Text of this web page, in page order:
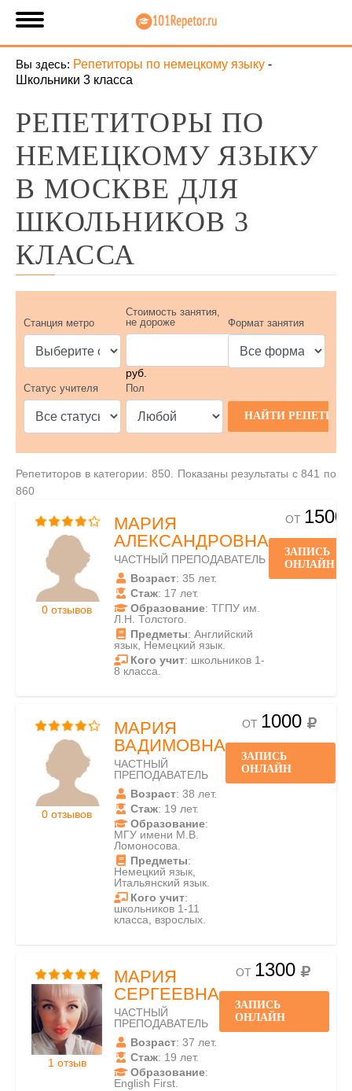
Вы здесь: Репетиторы по немецкому языку -
Школьники 3 класса
РЕПЕТИТОРЫ ПО
НЕМЕЦКОМУ ЯЗЫКУ
В МОСКВЕ ДЛЯ
ШКОЛЬНИКОВ 3
КЛАССА
Станция метро
Стоимость занятия,
не дороже
руб.
Формат занятия
Статус учителя Пол
Репетиторов в категории: 850. Показаны результаты с 841 по
860
0 отзывов
МАРИЯ
АЛЕКСАНДРОВНА
ЧАСТНЫЙ ПРЕПОДАВАТЕЛЬ
Возраст: 35 лет.
Стаж: 17 лет.
Образование: ТГПУ им.
Л.Н. Толстого.
Предметы: Английский
язык, Немецкий язык.
Кого учит: школьников 1-
8 класса.
ОТ 1500
ЗАПИСЬ
ОНЛАЙН
0 отзывов
МАРИЯ
ВАДИМОВНА
ЧАСТНЫЙ
ПРЕПОДАВАТЕЛЬ
Возраст: 38 лет.
Стаж: 19 лет.
Образование:
МГУ имени М.В.
Ломоносова.
Предметы:
Немецкий язык,
Итальянский язык.
Кого учит:
школьников 1-11
класса, взрослых.
ОТ 1000
ЗАПИСЬ
ОНЛАЙН
1 отзыв
МАРИЯ
СЕРГЕЕВНА
ЧАСТНЫЙ
ПРЕПОДАВАТЕЛЬ
Возраст: 37 лет.
Стаж: 19 лет.
Образование:
English First.
ОТ 1300
ЗАПИСЬ
ОНЛАЙН